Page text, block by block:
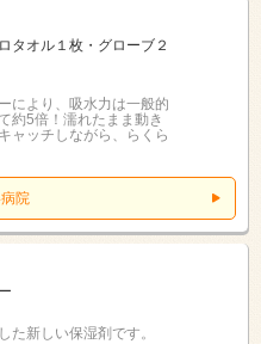
タオル１枚・グローブ２
により、吸水力は一般的
約5倍！濡れたまま動き
ャッチしながら、らくら
院
た新しい保湿剤です。